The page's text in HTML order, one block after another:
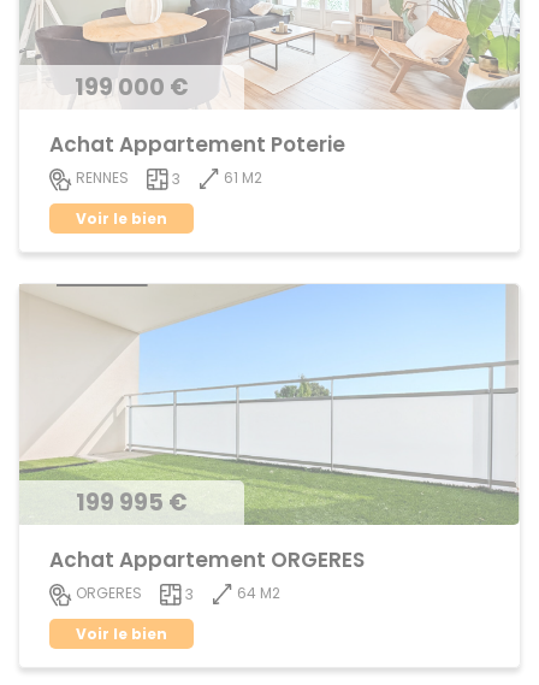
199 000 €
Achat Appartement Poterie
RENNES 3
61 M2
Voir le bien
199 995 €
Achat Appartement ORGERES
ORGERES 3
64 M2
Voir le bien